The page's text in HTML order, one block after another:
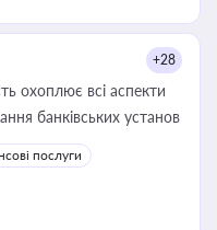
+28
охоплює всі аспекти
банківських установ
послуги